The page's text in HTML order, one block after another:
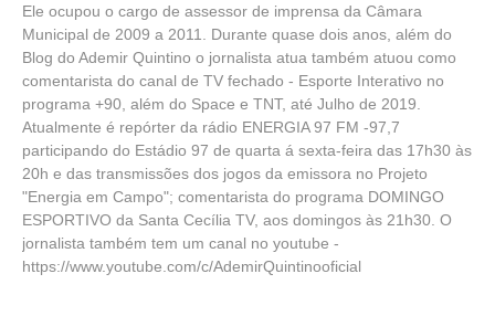
Ele ocupou o cargo de assessor de imprensa da Câmara
Municipal de 2009 a 2011. Durante quase dois anos, além do
Blog do Ademir Quintino o jornalista atua também atuou como
comentarista do canal de TV fechado - Esporte Interativo no
programa +90, além do Space e TNT, até Julho de 2019.
Atualmente é repórter da rádio ENERGIA 97 FM -97,7
participando do Estádio 97 de quarta á sexta-feira das 17h30 às
20h e das transmissões dos jogos da emissora no Projeto
"Energia em Campo"; comentarista do programa DOMINGO
ESPORTIVO da Santa Cecília TV, aos domingos às 21h30. O
jornalista também tem um canal no youtube -
https://www.youtube.com/c/AdemirQuintinooficial